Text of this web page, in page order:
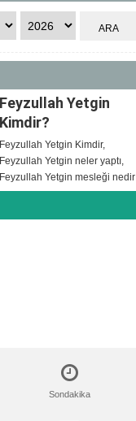
Feyzullah Yetgin
Kimdir?
Feyzullah Yetgin Kimdir,
Feyzullah Yetgin neler yaptı,
Feyzullah Yetgin mesleği nedir
Sondakika